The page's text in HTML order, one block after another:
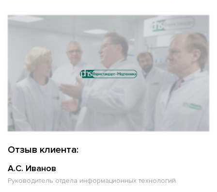
Отзыв клиента:
А.С. Иванов
Руководитель отдела информационных технологий